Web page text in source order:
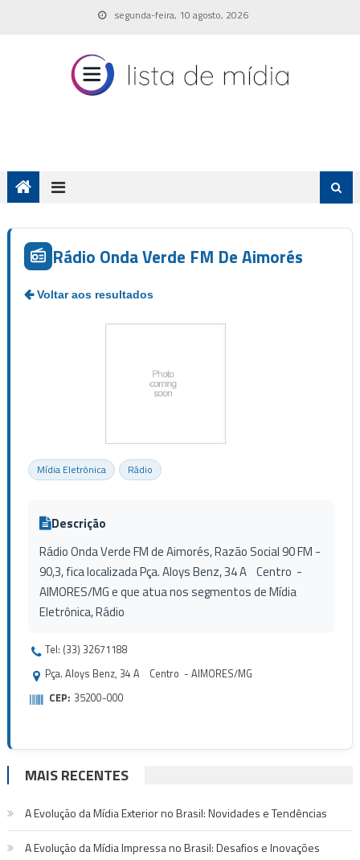
segunda-feira, 10 agosto, 2026
Rádio Onda Verde FM De Aimorés
Mídia Eletrônica Rádio
Descrição
Rádio Onda Verde FM de Aimorés, Razão Social 90 FM -
90,3, fica localizada Pça. Aloys Benz, 34 A Centro -
AIMORES/MG e que atua nos segmentos de Mídia
Eletrônica, Rádio
Tel: (33) 32671188
Pça. Aloys Benz, 34 A Centro - AIMORES/MG
CEP: 35200-000
MAIS RECENTES
A Evolução da Mídia Exterior no Brasil: Novidades e Tendências
A Evolução da Mídia Impressa no Brasil: Desafios e Inovações